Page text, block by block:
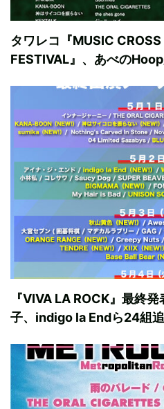
タワレコ『MUSIC
FESTIVAL』、あべの
『VIVA LA ROCK』最終
子、indigo la Endら24組